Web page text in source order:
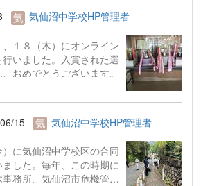
気仙沼中学校HP管理者
１８（木）にオンライン
いました。入賞された選
おめでとうございます。
06/15 気仙沼中学校HP管理者
に気仙沼中学校区の合同
した。毎年、この時期に
務所、気仙沼市危機管理